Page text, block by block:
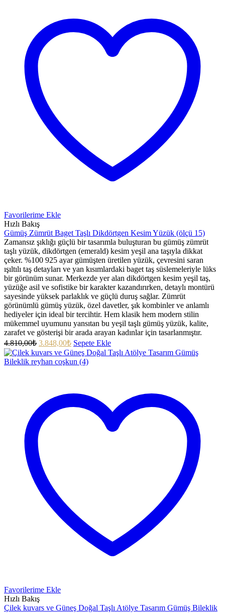
Favorilerime Ekle
Hızlı Bakış
Gümüş Zümrüt Baget Taşlı Dikdörtgen Kesim Yüzük (ölçü 15)
Zamansız şıklığı güçlü bir tasarımla buluşturan bu gümüş zümrüt
taşlı yüzük, dikdörtgen (emerald) kesim yeşil ana taşıyla dikkat
çeker. %100 925 ayar gümüşten üretilen yüzük, çevresini saran
ışıltılı taş detayları ve yan kısımlardaki baget taş süslemeleriyle lüks
bir görünüm sunar. Merkezde yer alan dikdörtgen kesim yeşil taş,
yüzüğe asil ve sofistike bir karakter kazandırırken, detaylı montürü
sayesinde yüksek parlaklık ve güçlü duruş sağlar. Zümrüt
görünümlü gümüş yüzük, özel davetler, şık kombinler ve anlamlı
hediyeler için ideal bir tercihtir. Hem klasik hem modern stilin
mükemmel uyumunu yansıtan bu yeşil taşlı gümüş yüzük, kalite,
zarafet ve gösterişi bir arada arayan kadınlar için tasarlanmıştır.
4.810,00₺ 3.848,00₺ Sepete Ekle
Favorilerime Ekle
Hızlı Bakış
Çilek kuvars ve Güneş Doğal Taşlı Atölye Tasarım Gümüş Bileklik